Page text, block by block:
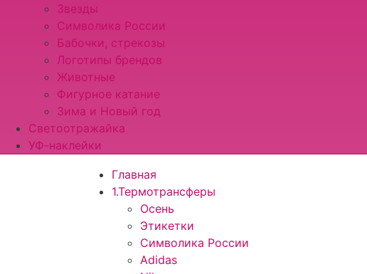
Звезды
Символика России
Бабочки, стрекозы
Логотипы брендов
Животные
Фигурное катание
Зима и Новый год
Светоотражайка
УФ-наклейки
Главная
1.Термотрансферы
Осень
Этикетки
Символика России
Adidas